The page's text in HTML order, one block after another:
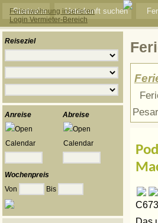
Ferienwohnung inserieren
Login Vermieter-Bereich
Startseite Unterkunft suchen
Reiseziel
Anreise Abreise
Wochenpreis
Von
Bis